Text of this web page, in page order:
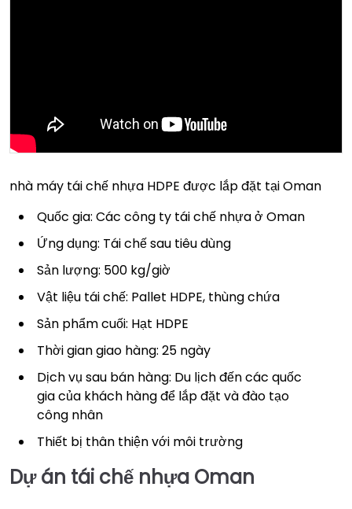
nhà máy tái chế nhựa HDPE được lắp đặt tại Oman
Quốc gia: Các công ty tái chế nhựa ở Oman
Ứng dụng: Tái chế sau tiêu dùng
Sản lượng: 500 kg/giờ
Vật liệu tái chế: Pallet HDPE, thùng chứa
Sản phẩm cuối: Hạt HDPE
Thời gian giao hàng: 25 ngày
Dịch vụ sau bán hàng: Du lịch đến các quốc
gia của khách hàng để lắp đặt và đào tạo
công nhân
Thiết bị thân thiện với môi trường
Dự án tái chế nhựa Oman